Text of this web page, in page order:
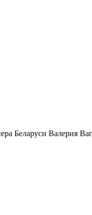
Беларуси Валерия